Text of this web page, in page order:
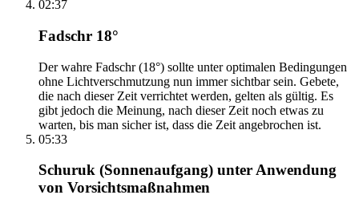
02:37
Fadschr 18°
Der wahre Fadschr (18°) sollte unter optimalen Bedingungen
ohne Lichtverschmutzung nun immer sichtbar sein. Gebete,
die nach dieser Zeit verrichtet werden, gelten als gültig. Es
gibt jedoch die Meinung, nach dieser Zeit noch etwas zu
warten, bis man sicher ist, dass die Zeit angebrochen ist.
05:33
Schuruk (Sonnenaufgang) unter Anwendung
von Vorsichtsmaßnahmen